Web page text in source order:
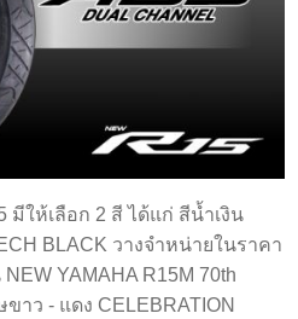
มีให้เลือก 2 สี ได้แก่ สีน้ำเงิน
BLACK วางจำหน่ายในราคา
YAMAHA R15M 70th
าว - แดง CELEBRATION